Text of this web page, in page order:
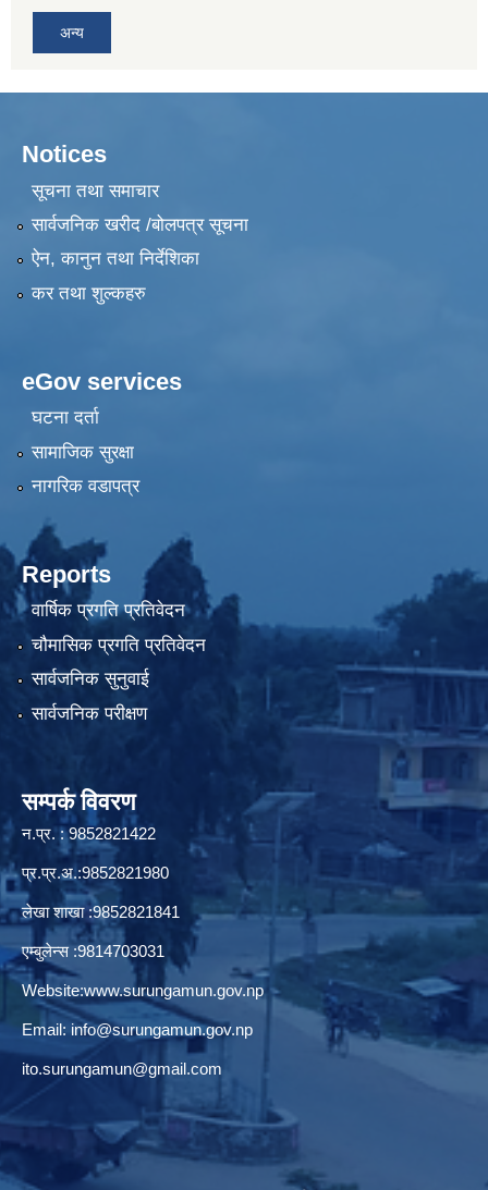
अन्य
Notices
सूचना तथा समाचार
सार्वजनिक खरीद /बोलपत्र सूचना
ऐन, कानुन तथा निर्देशिका
कर तथा शुल्कहरु
eGov services
घटना दर्ता
सामाजिक सुरक्षा
नागरिक वडापत्र
Reports
वार्षिक प्रगति प्रतिवेदन
चौमासिक प्रगति प्रतिवेदन
सार्वजनिक सुनुवाई
सार्वजनिक परीक्षण
सम्पर्क विवरण
न.प्र. : 9852821422
प्र.प्र.अ.:9852821980
लेखा शाखा :9852821841
एम्बुलेन्स :9814703031
Website:www.surungamun.gov.np
Email: info@surungamun.gov.np
ito.surungamun@gmail.com